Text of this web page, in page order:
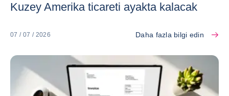
Kuzey Amerika ticareti ayakta kalacak
07 / 07 / 2026 Daha fazla bilgi edin